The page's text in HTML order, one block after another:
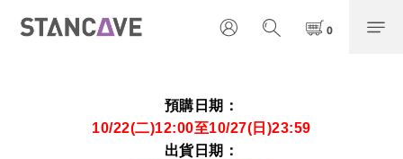
預購日期：
10/22(二)12:00至10/27(日)23:59
出貨日期：